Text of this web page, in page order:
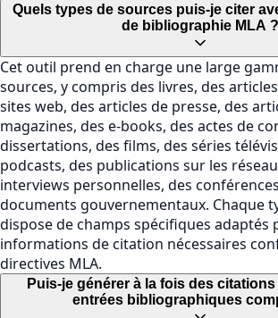
Quels types de sources puis-je citer
de bibliographie MLA ?
Cet outil prend en charge une large
sources, y compris des livres, des
sites web, des articles de presse, des
magazines, des e-books, des actes de
dissertations, des films, des séries
podcasts, des publications sur les
interviews personnelles, des
documents gouvernementaux. Chaque
dispose de champs spécifiques adaptés
informations de citation nécessaires
directives MLA.
Puis-je générer à la fois des
entrées bibliographiques